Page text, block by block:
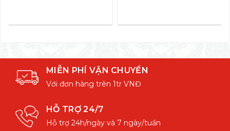
MIỄN PHÍ VẬN CHUYỂN
Với đơn hàng trên 1tr VNĐ
HỖ TRỢ 24/7
Hỗ trợ 24h/ngày và 7 ngày/tuần